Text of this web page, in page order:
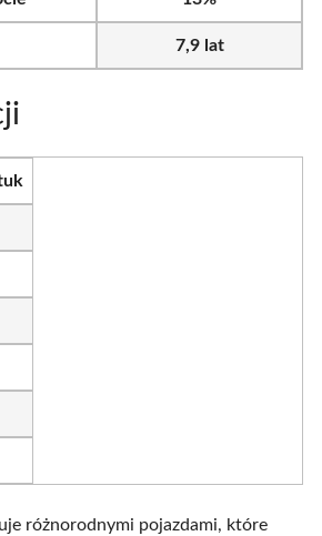
7,9 lat
różnorodnymi pojazdami, które